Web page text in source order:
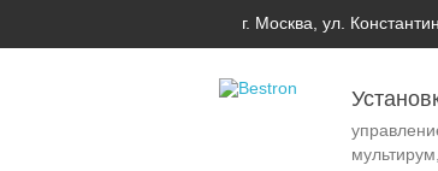
г. Москва, ул.